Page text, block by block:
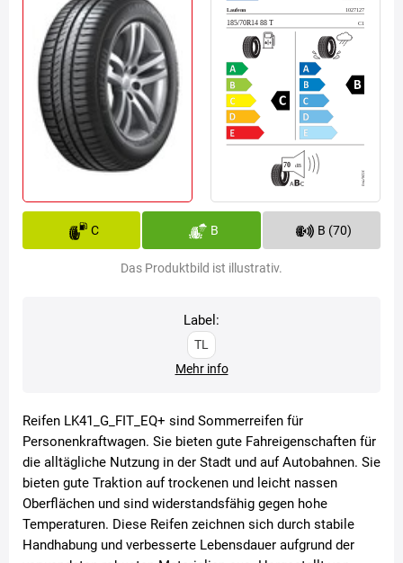
C B B (70)
Das Produktbild ist illustrativ.
Label:
TL
Mehr info
Reifen LK41_G_FIT_EQ+ sind Sommerreifen für
Personenkraftwagen. Sie bieten gute Fahreigenschaften für
die alltägliche Nutzung in der Stadt und auf Autobahnen. Sie
bieten gute Traktion auf trockenen und leicht nassen
Oberflächen und sind widerstandsfähig gegen hohe
Temperaturen. Diese Reifen zeichnen sich durch stabile
Handhabung und verbesserte Lebensdauer aufgrund der